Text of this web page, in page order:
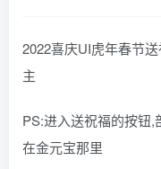
2022喜庆UI虎年春节
主
PS:进入送祝福的按钮
在金元宝那里